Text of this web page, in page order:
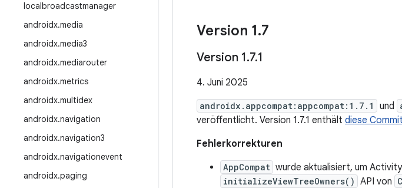
localbroadcastmanager
androidx.media
androidx.media3
androidx.mediarouter
androidx.metrics
androidx.multidex
androidx.navigation
androidx.navigation3
androidx.navigationevent
androidx.paging
Version 1.7
Version 1.7.1
4. Juni 2025
androidx.appcompat:appcompat:1.7.1 und
veröffentlicht. Version 1.7.1 enthält diese
Fehlerkorrekturen
AppCompat wurde aktualisiert, um
initializeViewTreeOwners() API von